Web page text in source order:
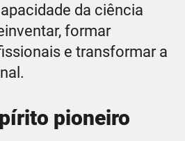
da ciência
formar
e transformar a
pioneiro